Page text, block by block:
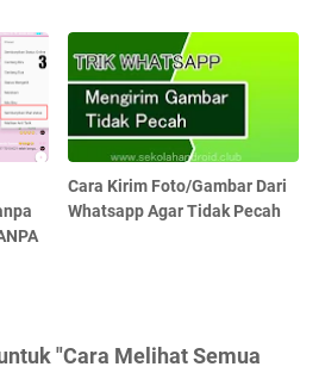
Cara Kirim Foto/Gambar Dari
Whatsapp Agar Tidak Pecah
"Cara Melihat Semua